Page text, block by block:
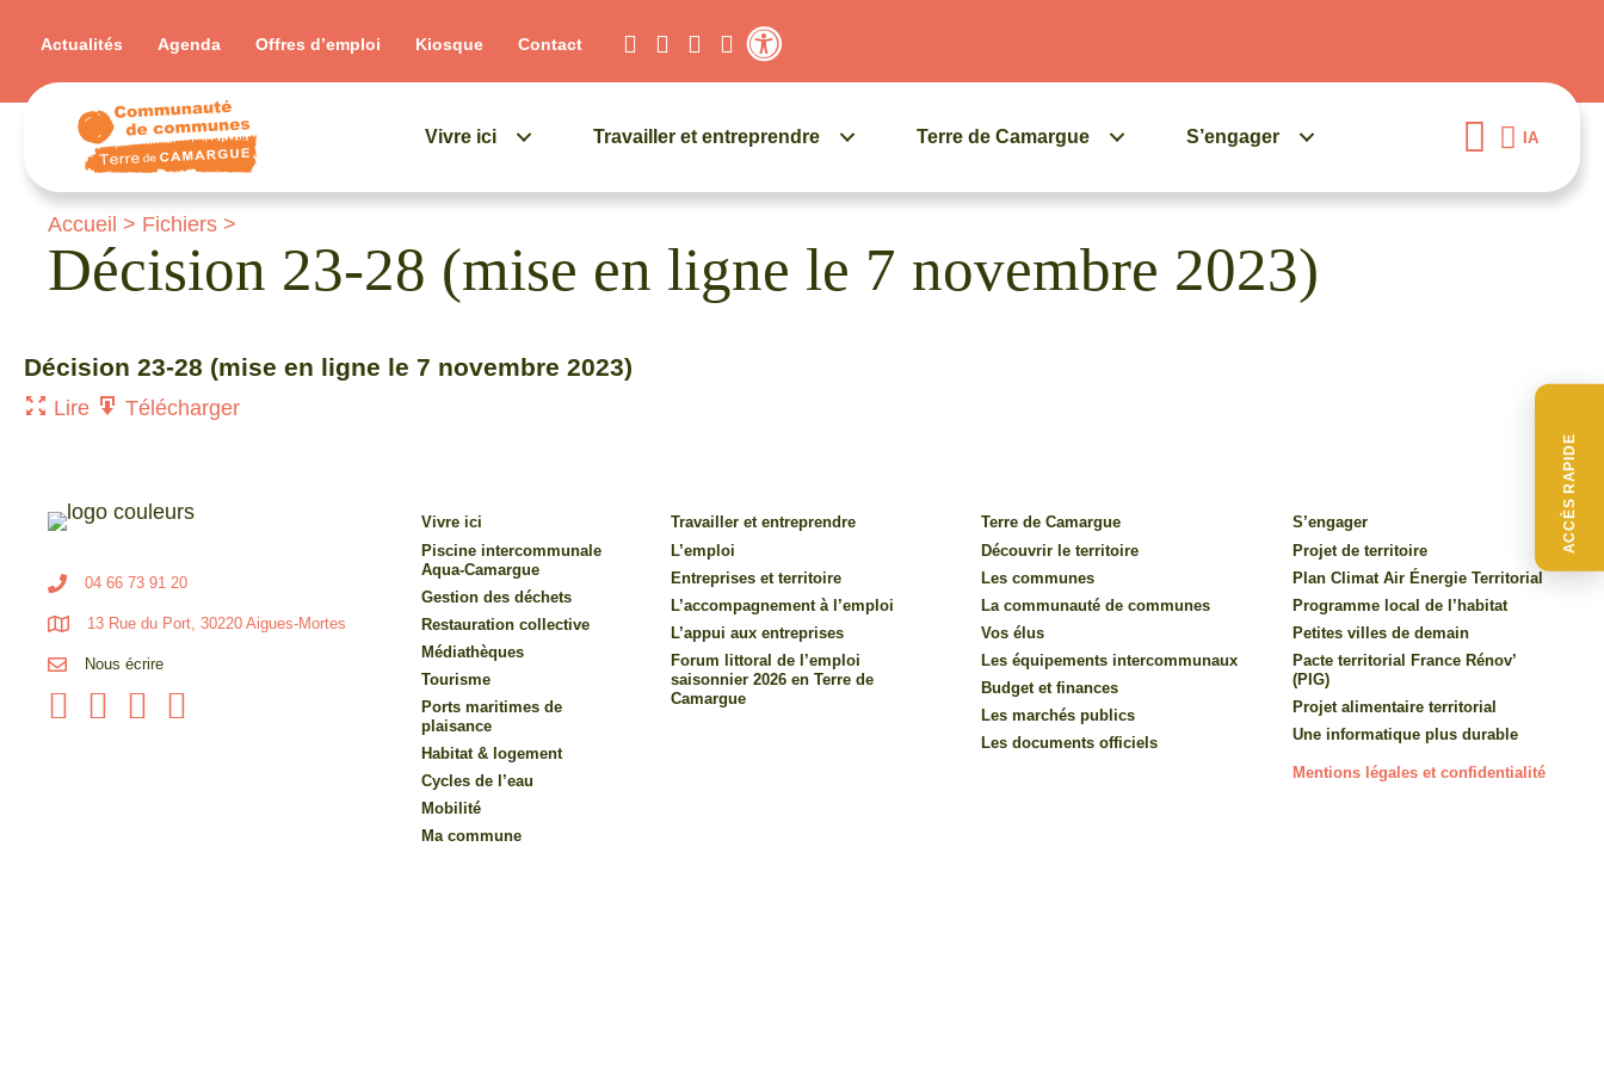
ACCÈS RAPIDE
Actualités Agenda Offres d’emploi Kiosque
Contact
Vivre ici Travailler et entreprendre Terre de Camargue S’engager IA
Accueil > Fichiers >
Décision 23-28 (mise en ligne le 7 novembre 2023)
Décision 23-28 (mise en ligne le 7 novembre 2023)
Lire Télécharger
04 66 73 91 20
13 Rue du Port, 30220 Aigues-Mortes
Nous écrire
Vivre ici
Piscine intercommunale
Aqua-Camargue
Gestion des déchets
Restauration collective
Médiathèques
Tourisme
Ports maritimes de
plaisance
Habitat & logement
Cycles de l’eau
Mobilité
Ma commune
Travailler et entreprendre
L’emploi
Entreprises et territoire
L’accompagnement à l’emploi
L’appui aux entreprises
Forum littoral de l’emploi
saisonnier 2026 en Terre de
Camargue
Terre de Camargue
Découvrir le territoire
Les communes
La communauté de communes
Vos élus
Les équipements intercommunaux
Budget et finances
Les marchés publics
Les documents officiels
S’engager
Projet de territoire
Plan Climat Air Énergie Territorial
Programme local de l’habitat
Petites villes de demain
Pacte territorial France Rénov’
(PIG)
Projet alimentaire territorial
Une informatique plus durable
Mentions légales et confidentialité